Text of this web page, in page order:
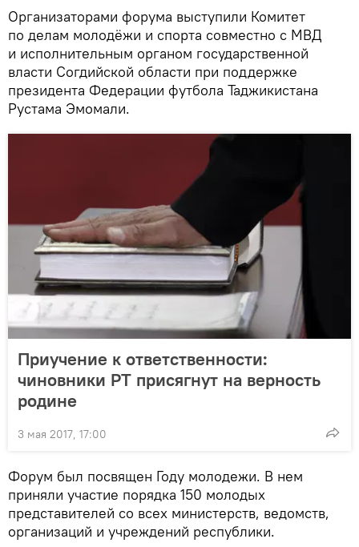
Организаторами форума выступили Комитет
по делам молодёжи и спорта совместно с МВД
и исполнительным органом государственной
власти Согдийской области при поддержке
президента Федерации футбола Таджикистана
Рустама Эмомали.
Приучение к ответственности:
чиновники РТ присягнут на верность
родине
3 мая 2017, 17:00
Форум был посвящен Году молодежи. В нем
приняли участие порядка 150 молодых
представителей со всех министерств, ведомств,
организаций и учреждений республики.